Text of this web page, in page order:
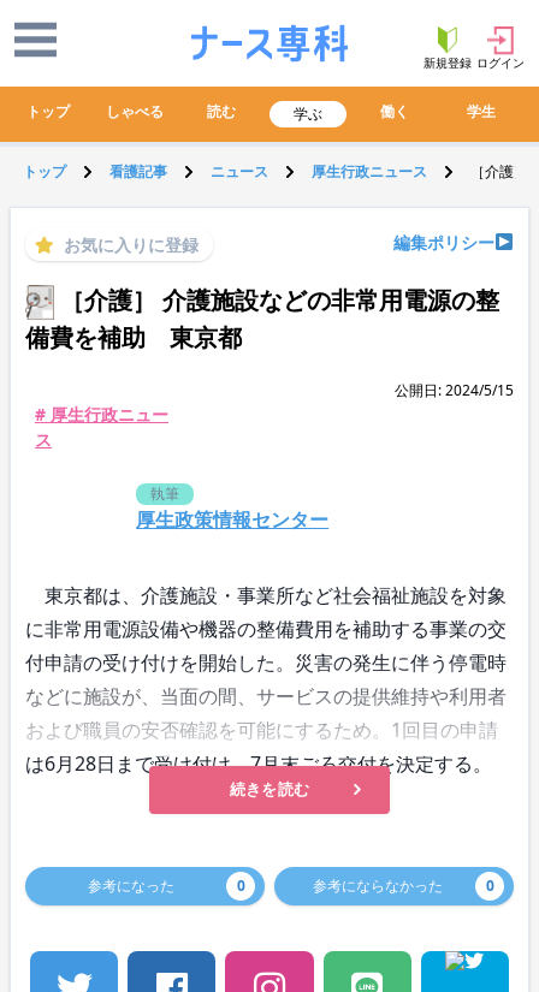
新規登録 ログイン
トップ しゃべる 読む 学ぶ 働く 学生
トップ 看護記事 ニュース 厚生行政ニュース ［介護
お気に入りに登録 編集ポリシー
［介護］ 介護施設などの非常用電源の整
備費を補助 東京都
公開日: 2024/5/15
# 厚生行政ニュー
ス
執筆
厚生政策情報センター
東京都は、介護施設・事業所など社会福祉施設を対象
に非常用電源設備や機器の整備費用を補助する事業の交
付申請の受け付けを開始した。災害の発生に伴う停電時
などに施設が、当面の間、サービスの提供維持や利用者
および職員の安否確認を可能にするため。1回目の申請
は6月28日まで受け付け、7月末ごろ交付を決定する。
続きを読む
参考になった 0 参考にならなかった 0